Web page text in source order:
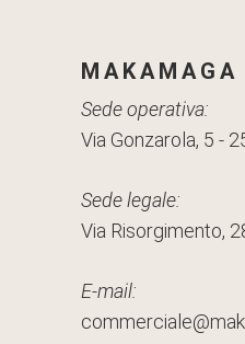
MAKAMAGA
Sede operativa:
Via Gonzarola, 5 -
Sede legale:
Via Risorgimento,
E-mail: